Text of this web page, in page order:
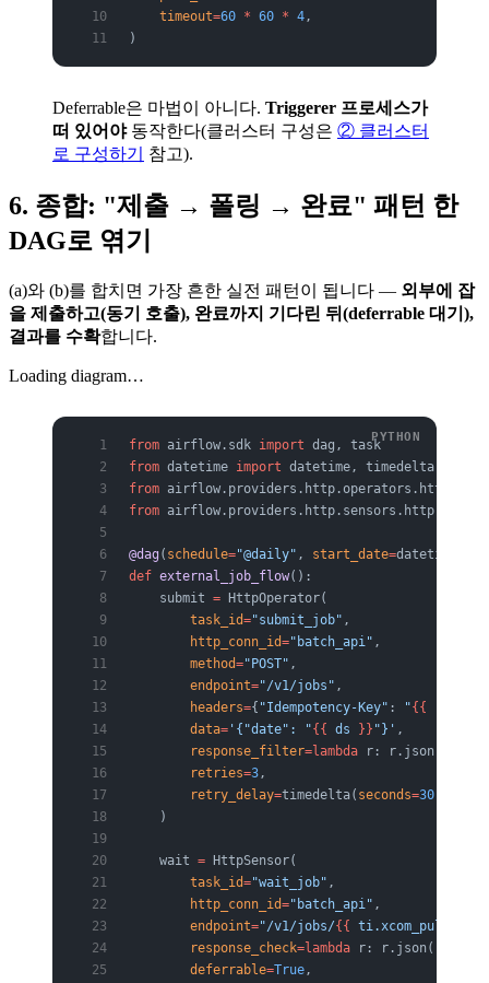
    timeout
=60 * 60 * 4,
)
Deferrable은 마법이 아니다. Triggerer 프로세스가
떠 있어야동작한다(클러스터 구성은 ② 클러스터
로 구성하기
참고).
6. 종합: "제출 → 폴링 → 완료" 패턴 한
DAG로 엮기
(a)와 (b)를 합치면 가장 흔한 실전 패턴이 됩니다 — 외부에 잡
을 제출하고(동기 호출), 완료까지 기다린 뒤(deferrable 대기),
결과를 수확합니다.
Loading diagram…
from airflow.sdk import dag, task
from datetime import datetime, timedelta
from airflow.providers.http.operators.http
from airflow.providers.http.sensors.http
@dag ( schedule="@daily" , start_date=datetime(
def external_job_flow():
    submit
= HttpOperator(
        task_id
="submit_job" ,
        http_conn_id
="batch_api" ,
        method
="POST" ,
        endpoint
="/v1/jobs" ,
        headers
={ "Idempotency-Key" : "{{
        data
= '{"date": "{{ ds }} "}' ,
        response_filter
=lambda r: r.json()[
        retries
=3,
        retry_delay
=timedelta( seconds=30
    )
    wait
= HttpSensor(
        task_id
="wait_job" ,
        http_conn_id
="batch_api" ,
        endpoint
="/v1/jobs/{{
        response_check
=lambda r: r.json().get(
        deferrable
=True,